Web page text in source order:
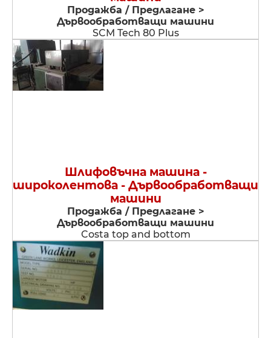
Продажба / Предлагане >
Дървообработващи машини
SCM Tech 80 Plus
Шлифовъчна машина -
широколентова - Дървообработващи
машини
Продажба / Предлагане >
Дървообработващи машини
Costa top and bottom